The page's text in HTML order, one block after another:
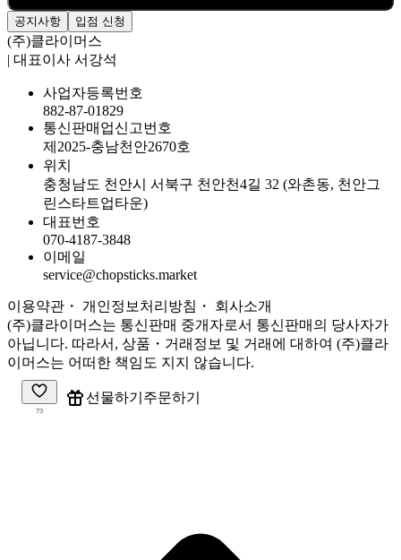
공지사항 입점 신청
(주)클라이머스
| 대표이사 서강석
사업자등록번호
882-87-01829
통신판매업신고번호
제2025-충남천안2670호
위치
충청남도 천안시 서북구 천안천4길 32 (와촌동, 천안그
린스타트업타운)
대표번호
070-4187-3848
이메일
service@chopsticks.market
이용약관 ・ 개인정보처리방침 ・ 회사소개
(주)클라이머스는 통신판매 중개자로서 통신판매의 당사자가
아닙니다. 따라서, 상품・거래정보 및 거래에 대하여 (주)클라
이머스는 어떠한 책임도 지지 않습니다.
73
선물하기 주문하기